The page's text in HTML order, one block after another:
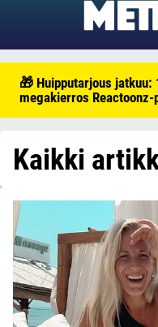
🎁 Huipputarjous
megakierros
Kaikki